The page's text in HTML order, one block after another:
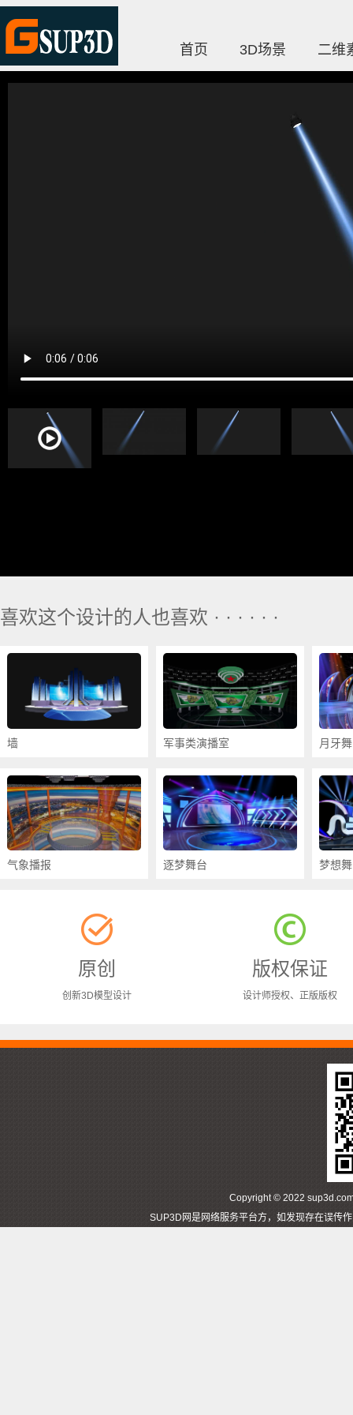
首页 3D场景 二维
喜欢这个设计的人也喜欢 · · · · · ·
墙 军事类演播室 月牙
气象播报 逐梦舞台 梦想
原创
创新3D模型设计
版权保证
设计师授权、正版版权
Copyright © 2022
SUP3D网是网络服务平台方，如发现存在误传